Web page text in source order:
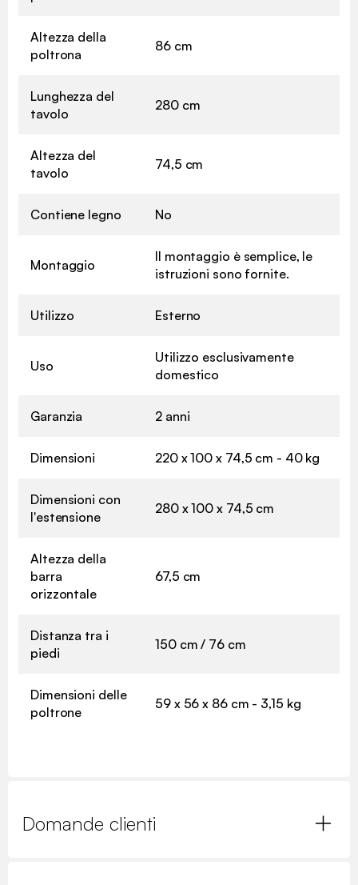
Altezza della
poltrona
86 cm
Lunghezza del
tavolo
280 cm
Altezza del
tavolo
74,5 cm
Contiene legno No
Montaggio
Il montaggio è semplice, le
istruzioni sono fornite.
Utilizzo Esterno
Uso
Utilizzo esclusivamente
domestico
Garanzia 2 anni
Dimensioni 220 x 100 x 74,5 cm - 40 kg
Dimensioni con
l'estensione
280 x 100 x 74,5 cm
Altezza della
barra
orizzontale
67,5 cm
Distanza tra i
piedi
150 cm / 76 cm
Dimensioni delle
poltrone
59 x 56 x 86 cm - 3,15 kg
Domande clienti